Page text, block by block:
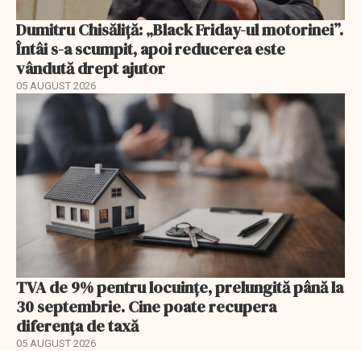
Dumitru Chisăliță: „Black Friday-ul motorinei”.
Întâi s-a scumpit, apoi reducerea este
vândută drept ajutor
05 AUGUST 2026
TVA de 9% pentru locuințe, prelungită până la
30 septembrie. Cine poate recupera
diferența de taxă
05 AUGUST 2026